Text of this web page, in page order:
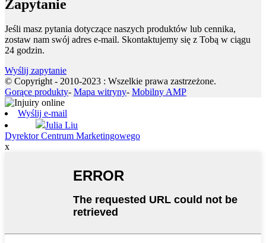
Zapytanie
Jeśli masz pytania dotyczące naszych produktów lub cennika,
zostaw nam swój adres e-mail. Skontaktujemy się z Tobą w ciągu
24 godzin.
Wyślij zapytanie
© Copyright - 2010-2023 : Wszelkie prawa zastrzeżone.
Gorące produkty- Mapa witryny- Mobilny AMP
Wyślij e-mail
Julia Liu
Dyrektor Centrum Marketingowego
x